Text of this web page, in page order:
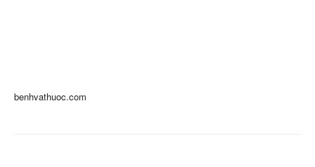
benhvathuoc.com